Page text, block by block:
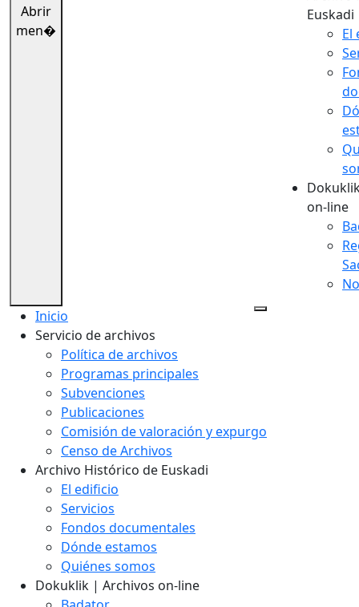
Abrir
men�
Euskadi
El
on-line
Inicio
Servicio de archivos
Política de archivos
Programas principales
Subvenciones
Publicaciones
Comisión de valoración y expurgo
Censo de Archivos
Archivo Histórico de Euskadi
El edificio
Servicios
Fondos documentales
Dónde estamos
Quiénes somos
Dokuklik | Archivos on-line